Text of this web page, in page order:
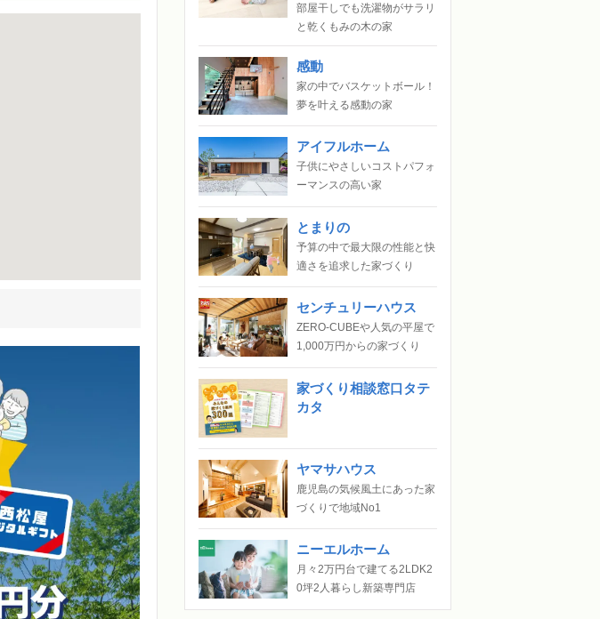
部屋干しでも洗濯物がサラリ
と乾くもみの木の家
感動
家の中でバスケットボール！
夢を叶える感動の家
アイフルホーム
子供にやさしいコストパフォ
ーマンスの高い家
とまりの
予算の中で最大限の性能と快
適さを追求した家づくり
センチュリーハウス
ZERO-CUBEや人気の平屋で
1,000万円からの家づくり
家づくり相談窓口タテ
カタ
ヤマサハウス
鹿児島の気候風土にあった家
づくりで地域No1
ニーエルホーム
月々2万円台で建てる2LDK2
0坪2人暮らし新築専門店